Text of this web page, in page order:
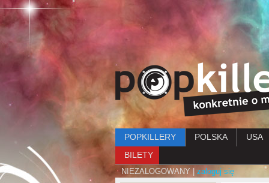
Menu główne
POPKILLERY POLSKA USA
BILETY
NIEZALOGOWANY | zaloguj się